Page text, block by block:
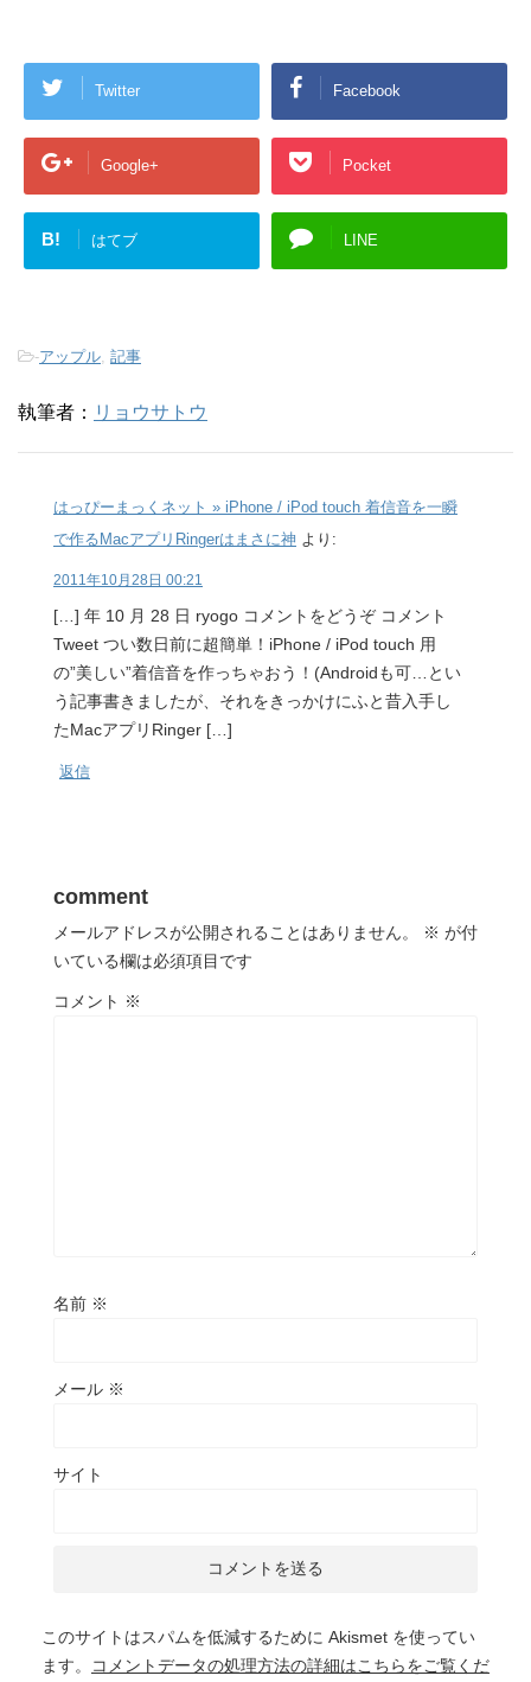
Twitter Facebook
Google+ Pocket
B! はてブ LINE
-アップル 記事
執筆者： リョウサトウ
はっぴーまっくネット » iPhone / iPod touch 着信音を一瞬
で作るMacアプリRingerはまさに神 より:
2011年10月28日 00:21
[…] 年 10 月 28 日 ryogo コメントをどうぞ コメント
Tweet つい数日前に超簡単！iPhone / iPod touch 用
の”美しい”着信音を作っちゃおう！(Androidも可…とい
う記事書きましたが、それをきっかけにふと昔入手し
たMacアプリRinger […]
返信
comment
メールアドレスが公開されることはありません。 ※ が付
いている欄は必須項目です
コメント ※
名前 ※
メール ※
サイト
このサイトはスパムを低減するために Akismet を使ってい
ます。
コメントデータの処理方法の詳細はこちらをご覧くだ